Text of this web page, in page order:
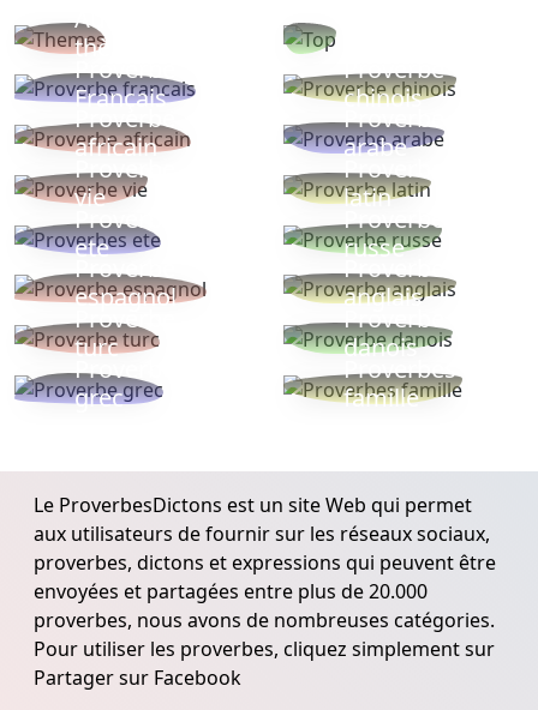
Autres
thèmes
Proverbe
Français
Proverbe
chinois
Proverbe
africain
Proverbe
arabe
Proverbe
vie
Proverbe
latin
Proverbes
ete
Proverbe
russe
Proverbe
espagnol
Proverbe
anglais
Proverbe
turc
Proverbe
danois
Proverbe
grec
Proverbes
famille
Le ProverbesDictons est un site Web qui permet
aux utilisateurs de fournir sur les réseaux sociaux,
proverbes, dictons et expressions qui peuvent être
envoyées et partagées entre plus de 20.000
proverbes, nous avons de nombreuses catégories.
Pour utiliser les proverbes, cliquez simplement sur
Partager sur Facebook